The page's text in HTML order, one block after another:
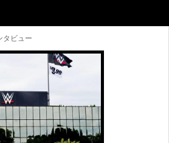
タビュー